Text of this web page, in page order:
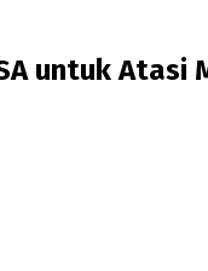
untuk Atasi